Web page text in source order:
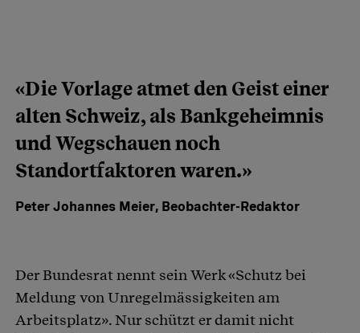
«Die Vorlage atmet den Geist einer
alten Schweiz, als Bankgeheimnis
und Wegschauen noch
Standortfaktoren waren.»
Peter Johannes Meier, Beobachter-Redaktor
Der Bundesrat nennt sein Werk «Schutz bei
Meldung von Unregelmässigkeiten am
Arbeitsplatz». Nur schützt er damit nicht